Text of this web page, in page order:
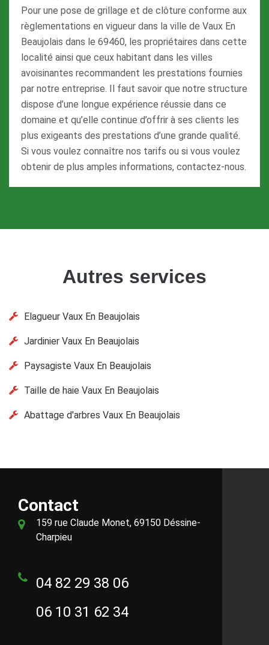
Pour une pose de grillage et de clôture conforme aux
règlementations en vigueur dans la ville de Vaux En
Beaujolais dans le 69460, les propriétaires dans cette
localité ainsi que ceux habitant dans les villes
avoisinantes recommandent les prestations fournies
par notre entreprise. Il faut savoir que notre structure
dispose d’une longue expérience réussie dans ce
domaine et qu’elle continue d’offrir à ses clients les
plus exigeants des prestations d’une grande qualité.
Si vous voulez connaître nos tarifs ou si vous voulez
obtenir de plus amples informations, contactez-nous.
Autres services
Elagueur Vaux En Beaujolais
Jardinier Vaux En Beaujolais
Paysagiste Vaux En Beaujolais
Taille de haie Vaux En Beaujolais
Abattage d'arbres Vaux En Beaujolais
Contact
159 rue Claude Monet, 69150 Déssine-
Charpieu
04 82 29 38 06
06 10 31 62 34